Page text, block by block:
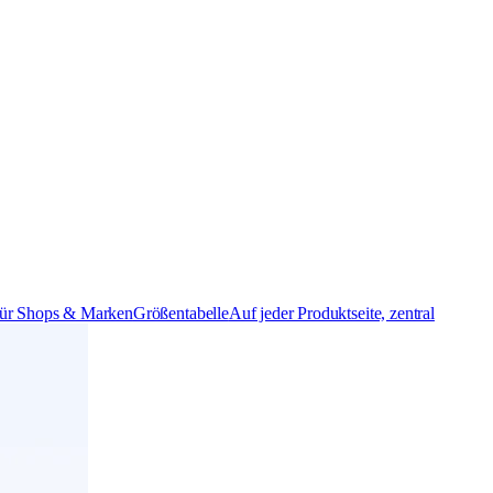
Shops & MarkenGrößentabelleAuf jeder Produktseite, zentral